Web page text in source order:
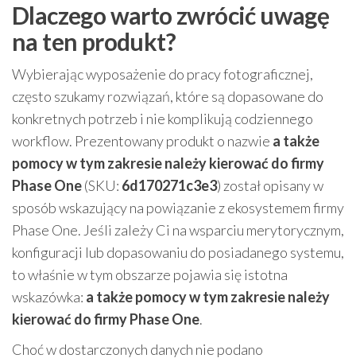
Dlaczego warto zwrócić uwagę
na ten produkt?
Wybierając wyposażenie do pracy fotograficznej,
często szukamy rozwiązań, które są dopasowane do
konkretnych potrzeb i nie komplikują codziennego
workflow. Prezentowany produkt o nazwie a także
pomocy w tym zakresie należy kierować do firmy
Phase One(SKU: 6d170271c3e3) został opisany w
sposób wskazujący na powiązanie z ekosystemem firmy
Phase One. Jeśli zależy Ci na wsparciu merytorycznym,
konfiguracji lub dopasowaniu do posiadanego systemu,
to właśnie w tym obszarze pojawia się istotna
wskazówka: a także pomocy w tym zakresie należy
kierować do firmy Phase One.
Choć w dostarczonych danych nie podano